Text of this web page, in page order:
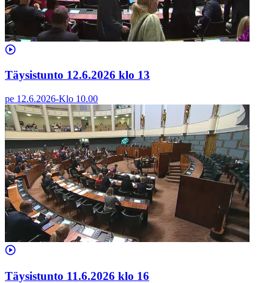
Täysistunto 12.6.2026 klo 13
pe 12.6.2026-Klo 10.00
Täysistunto 11.6.2026 klo 16